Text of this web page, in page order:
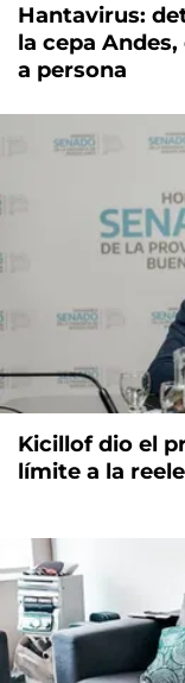
Hantavirus:
la cepa
a persona
Kicillof dio el
límite a la